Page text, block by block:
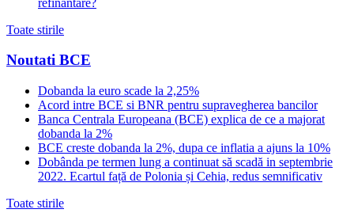
Toate stirile
Noutati BCE
Dobanda la euro scade la 2,25%
Acord intre BCE si BNR pentru supravegherea bancilor
Banca Centrala Europeana (BCE) explica de ce a majorat
dobanda la 2%
BCE creste dobanda la 2%, dupa ce inflatia a ajuns la 10%
Dobânda pe termen lung a continuat să scadă in septembrie
2022. Ecartul față de Polonia și Cehia, redus semnificativ
Toate stirile